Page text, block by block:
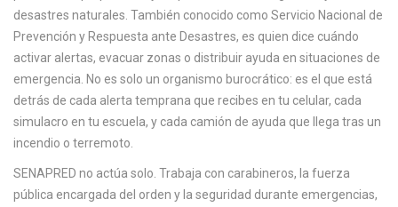
l
n
c
desastres naturales . También conocido como Servicio Nacional de
Prevención y Respuesta ante Desastres, es quien dice cuándo
activar alertas, evacuar zonas o distribuir ayuda en situaciones de
emergencia. No es solo un organismo burocrático: es el que está
detrás de cada alerta temprana que recibes en tu celular, cada
simulacro en tu escuela, y cada camión de ayuda que llega tras un
incendio o terremoto.
SENAPRED no actúa solo. Trabaja con carabineros, la fuerza
pública encargada del orden y la seguridad durante emergencias,